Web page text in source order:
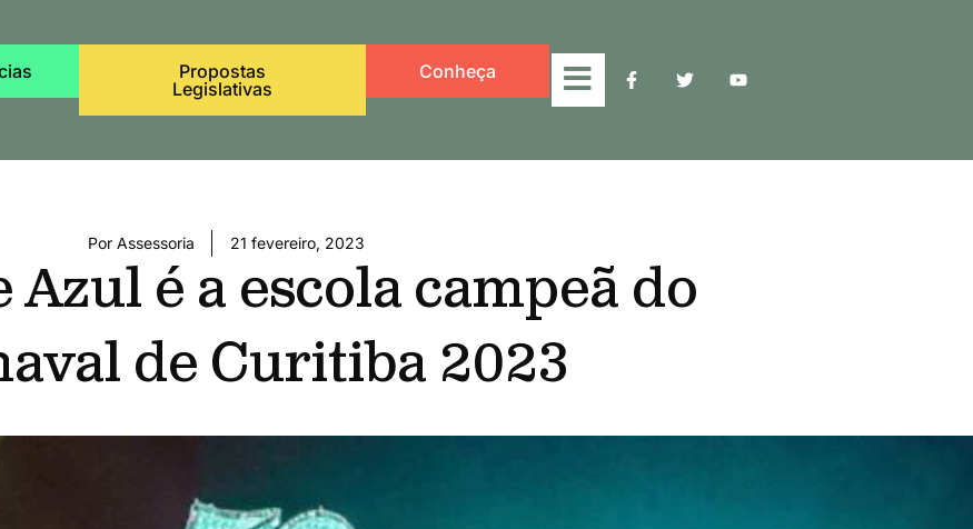
Propostas
Legislativas
Conheça
PorAssessoria 21 fevereiro, 2023
Azul é a escola campeã do
de Curitiba 2023